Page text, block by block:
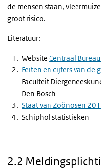
de mensen staan,
groot risico.
Literatuur:
Website Centraal
Feiten en cijfers van de
Faculteit
Den Bosch
Staat van Zoönosen
Schiphol statistieken
2.2